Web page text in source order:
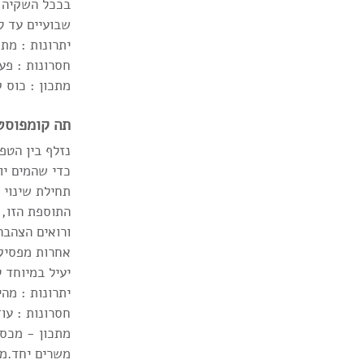
בככל
שבועיים
יתרונות :
חסרונות :
מתכון :
תה
נזלף בין
כדי שהמים
תחילת
התוספת
ורואים
אחרות
יעיל
יתרונות :
חסרונות :
מתכון -
משרים